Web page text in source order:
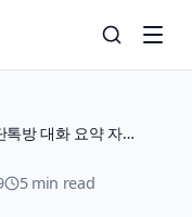
카카오톡 단톡방 대화 요약 자동화하는 법 — 안 읽은 톡 1분 정리 2026
5 min read